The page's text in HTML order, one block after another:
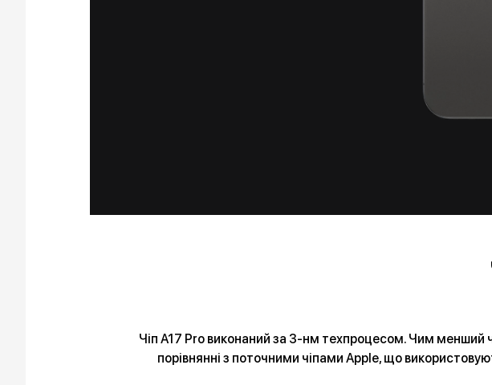
Чіп A17 Pro виконаний за 3-нм техпроцесом. Чим менший
порівнянні з поточними чіпами Apple, що